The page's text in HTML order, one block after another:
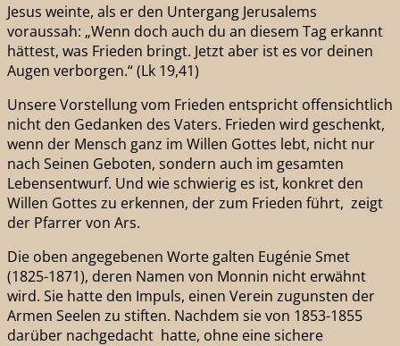
Jesus weinte, als er den Untergang Jerusalems
voraussah: „Wenn doch auch du an diesem Tag erkannt
hättest, was Frieden bringt. Jetzt aber ist es vor deinen
Augen verborgen.“ (Lk 19,41)
Unsere Vorstellung vom Frieden entspricht offensichtlich
nicht den Gedanken des Vaters. Frieden wird geschenkt,
wenn der Mensch ganz im Willen Gottes lebt, nicht nur
nach Seinen Geboten, sondern auch im gesamten
Lebensentwurf. Und wie schwierig es ist, konkret den
Willen Gottes zu erkennen, der zum Frieden führt, zeigt
der Pfarrer von Ars.
Die oben angegebenen Worte galten Eugénie Smet
(1825-1871), deren Namen von Monnin nicht erwähnt
wird. Sie hatte den Impuls, einen Verein zugunsten der
Armen Seelen zu stiften. Nachdem sie von 1853-1855
darüber nachgedacht hatte, ohne eine sichere